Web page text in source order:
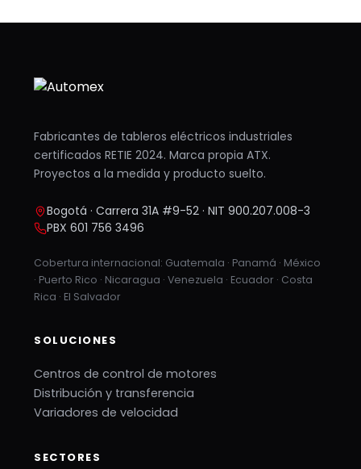
Fabricantes de tableros eléctricos industriales
certificados RETIE 2024. Marca propia ATX.
Proyectos a la medida y producto suelto.
Bogotá · Carrera 31A #9-52 · NIT 900.207.008-3
PBX 601 756 3496
Cobertura internacional: Guatemala · Panamá · México
· Puerto Rico · Nicaragua · Venezuela · Ecuador · Costa
Rica · El Salvador
SOLUCIONES
Centros de control de motores
Distribución y transferencia
Variadores de velocidad
SECTORES